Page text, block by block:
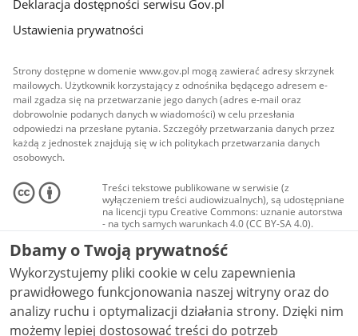
Deklaracja dostępności serwisu Gov.pl
Ustawienia prywatności
Strony dostępne w domenie www.gov.pl mogą zawierać adresy skrzynek
mailowych. Użytkownik korzystający z odnośnika będącego adresem e-
mail zgadza się na przetwarzanie jego danych (adres e-mail oraz
dobrowolnie podanych danych w wiadomości) w celu przesłania
odpowiedzi na przesłane pytania. Szczegóły przetwarzania danych przez
każdą z jednostek znajdują się w ich politykach przetwarzania danych
osobowych.
Treści tekstowe publikowane w serwisie (z
wyłączeniem treści audiowizualnych), są udostępniane
na licencji typu Creative Commons: uznanie autorstwa
- na tych samych warunkach 4.0 (CC BY-SA 4.0).
Materiały audiowizualne, w tym zdjęcia, materiały
audio i wideo, są udostępniane na licencji typu
Creative Commons: uznanie autorstwa użycie
niekomercyjne - bez utworów zależnych 4.0 (CC BY-
NC-ND 4.0), o ile nie jest to stwierdzone inaczej.
Dbamy o Twoją prywatność
Wykorzystujemy pliki cookie w celu zapewnienia
prawidłowego funkcjonowania naszej witryny oraz do
analizy ruchu i optymalizacji działania strony. Dzięki nim
możemy lepiej dostosować treści do potrzeb